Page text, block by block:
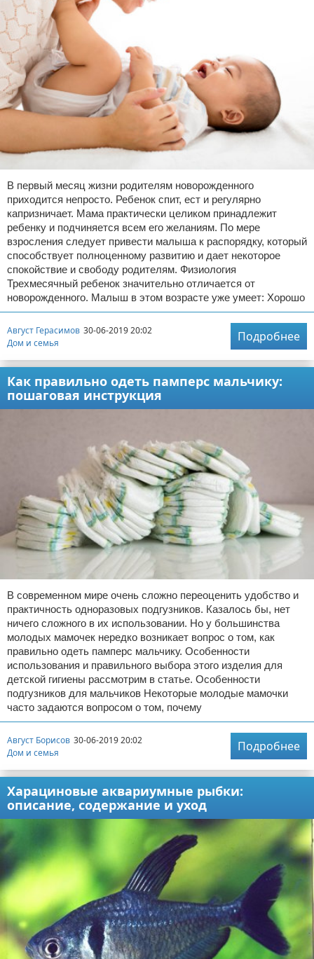
В первый месяц жизни родителям новорожденного
приходится непросто. Ребенок спит, ест и регулярно
капризничает. Мама практически целиком принадлежит
ребенку и подчиняется всем его желаниям. По мере
взросления следует привести малыша к распорядку, который
способствует полноценному развитию и дает некоторое
спокойствие и свободу родителям. Физиология
Трехмесячный ребенок значительно отличается от
новорожденного. Малыш в этом возрасте уже умеет: Хорошо
Август Герасимов 30-06-2019 20:02
Дом и семья
Подробнее
Как правильно одеть памперс мальчику:
пошаговая инструкция
В современном мире очень сложно переоценить удобство и
практичность одноразовых подгузников. Казалось бы, нет
ничего сложного в их использовании. Но у большинства
молодых мамочек нередко возникает вопрос о том, как
правильно одеть памперс мальчику. Особенности
использования и правильного выбора этого изделия для
детской гигиены рассмотрим в статье. Особенности
подгузников для мальчиков Некоторые молодые мамочки
часто задаются вопросом о том, почему
Август Борисов 30-06-2019 20:02
Дом и семья
Подробнее
Харациновые аквариумные рыбки:
описание, содержание и уход